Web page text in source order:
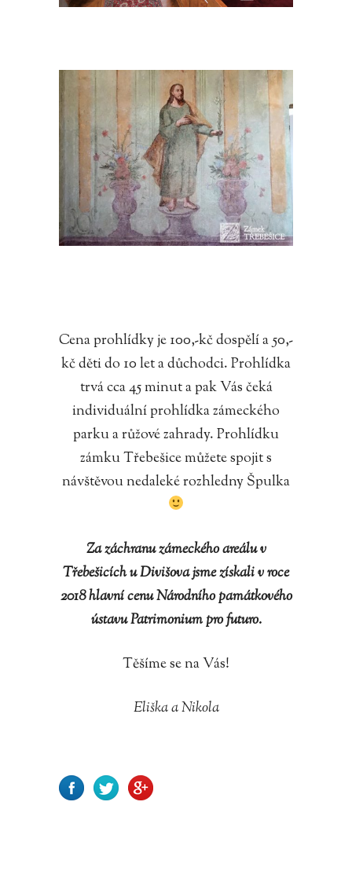
Cena prohlídky je 100,-kč dospělí a 50,-
kč děti do 10 let a důchodci. Prohlídka
trvá cca 45 minut a pak Vás čeká
individuální prohlídka zámeckého
parku a růžové zahrady. Prohlídku
zámku Třebešice můžete spojit s
návštěvou nedaleké rozhledny Špulka
Za záchranu zámeckého areálu v
Třebešicích u Divišova jsme získali v roce
2018 hlavní cenu Národního památkového
ústavu Patrimonium pro futuro.
Těšíme se na Vás!
Eliška a Nikola